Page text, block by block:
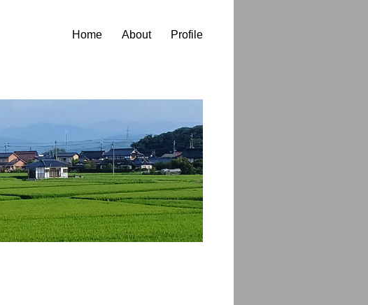
Home About Profile